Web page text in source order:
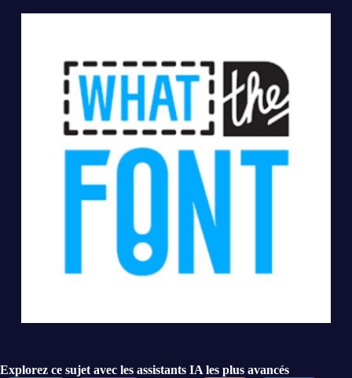
Explorez ce sujet avec les assistants IA les plus avancés